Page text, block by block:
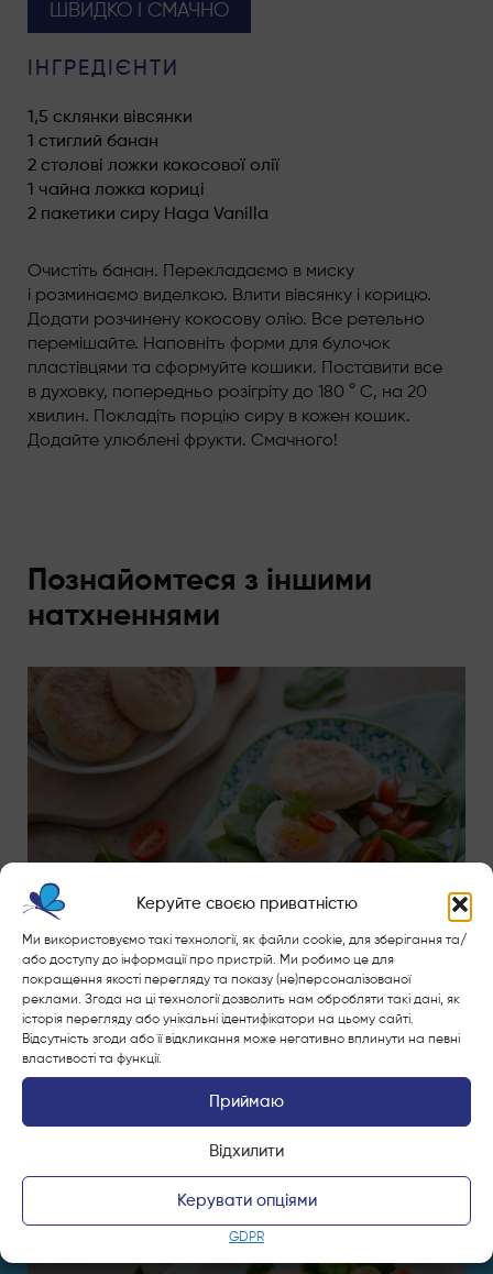
Керуйте своєю приватністю
Ми використовуємо такі технології, як файли cookie, для зберігання та/
або доступу до інформації про пристрій. Ми робимо це для
покращення якості перегляду та показу (не)персоналізованої
реклами. Згода на ці технології дозволить нам обробляти такі дані, як
історія перегляду або унікальні ідентифікатори на цьому сайті.
Відсутність згоди або її відкликання може негативно вплинути на певні
властивості та функції.
Приймаю
Відхилити
Керувати опціями
GDPR
ІНГРЕДІЄНТИ
1,5 склянки вівсянки
1 стиглий банан
2 столові ложки кокосової олії
1 чайна ложка кориці
2 пакетики сиру Haga Vanilla
ШВИДКО І СМАЧНО
Очистіть банан. Перекладаємо в миску
і розминаємо виделкою. Влити вівсянку і корицю.
Додати розчинену кокосову олію. Все ретельно
перемішайте. Наповніть форми для булочок
пластівцями та сформуйте кошики. Поставити все
в духовку, попередньо розігріту до 180 ° С, на 20
хвилин. Покладіть порцію сиру в кожен кошик.
Додайте улюблені фрукти. Смачного!
Познайомтеся з іншими
натхненнями
Булочки зі сковороди